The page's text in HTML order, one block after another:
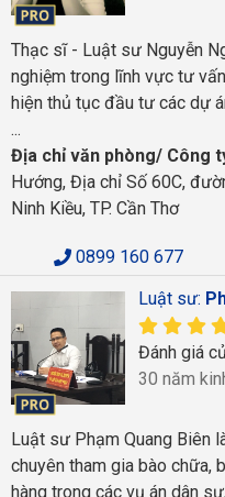
Thạc sĩ - Luật sư Nguyễn
nghiệm trong lĩnh vực tư
hiện thủ tục đầu tư các dự
...
Địa chỉ văn phòng/ Công
Hướng, Địa chỉ Số 60C,
Ninh Kiều, TP. Cần Thơ
0899 160 677
Luật sư:
Đánh giá
30 năm
Luật sư Phạm Quang Biên
chuyên tham gia bào chữa,
hàng trong các vụ án dân